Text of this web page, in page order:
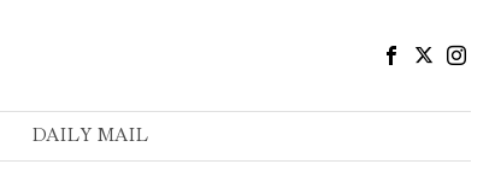
DAILY MAIL